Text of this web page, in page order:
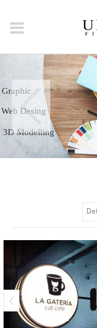
3D Modelling
Graphic
Web Desing